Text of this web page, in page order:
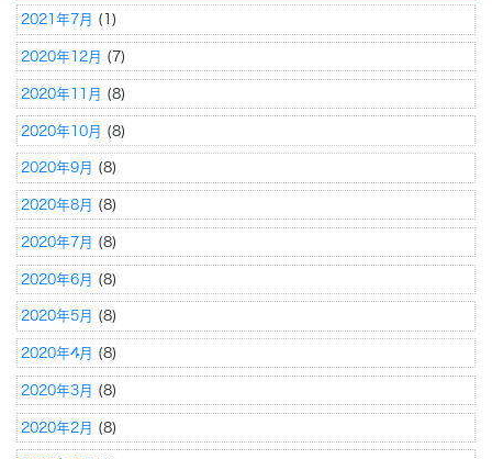
Blog 暮らしのコラム
Concept コンセプト
Techno EX
2021年7月 (1)
2020年12月 (7)
2020年11月 (8)
2020年10月 (8)
2020年9月 (8)
2020年8月 (8)
2020年7月 (8)
2020年6月 (8)
2020年5月 (8)
2020年4月 (8)
2020年3月 (8)
2020年2月 (8)